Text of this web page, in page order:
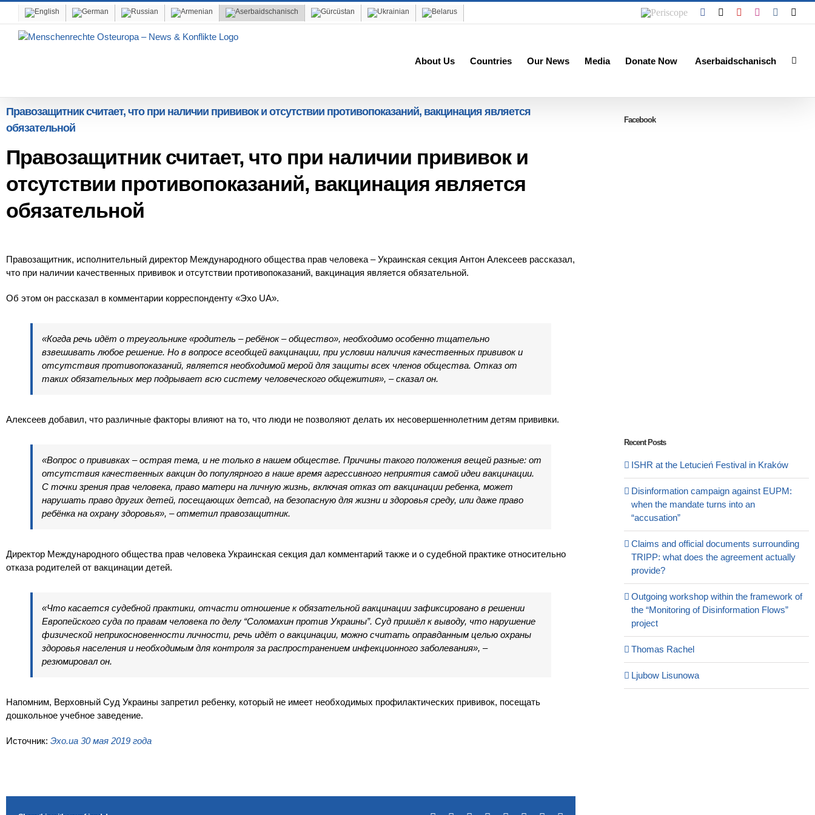
content
Periscope Facebook YouTubeInstagram
About Us Countries Our News Media Donate Now Aserbaidschanisch
Правозащитник считает, что при наличии прививок и отсутствии противопоказаний, вакцинация является
обязательной
Правозащитник считает, что при наличии прививок и
отсутствии противопоказаний, вакцинация является
обязательной
Правозащитник, исполнительный директор Международного общества прав человека – Украинская секция Антон Алексеев рассказал,
что при наличии качественных прививок и отсутствии противопоказаний, вакцинация является обязательной.
Об этом он рассказал в комментарии корреспонденту «Эхо UA».
«Когда речь идёт о треугольнике «родитель – ребёнок – общество», необходимо особенно тщательно
взвешивать любое решение. Но в вопросе всеобщей вакцинации, при условии наличия качественных прививок и
отсутствия противопоказаний, является необходимой мерой для защиты всех членов общества. Отказ от
таких обязательных мер подрывает всю систему человеческого общежития», – сказал он.
Алексеев добавил, что различные факторы влияют на то, что люди не позволяют делать их несовершеннолетним детям прививки.
«Вопрос о прививках – острая тема, и не только в нашем обществе. Причины такого положения вещей разные: от
отсутствия качественных вакцин до популярного в наше время агрессивного неприятия самой идеи вакцинации.
С точки зрения прав человека, право матери на личную жизнь, включая отказ от вакцинации ребенка, может
нарушать право других детей, посещающих детсад, на безопасную для жизни и здоровья среду, или даже право
ребёнка на охрану здоровья», – отметил правозащитник.
Директор Международного общества прав человека Украинская секция дал комментарий также и о судебной практике относительно
отказа родителей от вакцинации детей.
«Что касается судебной практики, отчасти отношение к обязательной вакцинации зафиксировано в решении
Европейского суда по правам человека по делу “Соломахин против Украины”. Суд пришёл к выводу, что нарушение
физической неприкосновенности личности, речь идёт о вакцинации, можно считать оправданным целью охраны
здоровья населения и необходимым для контроля за распространением инфекционного заболевания», –
резюмировал он.
Напомним, Верховный Суд Украины запретил ребенку, который не имеет необходимых профилактических прививок, посещать
дошкольное учебное заведение.
Источник: Эхо.ua 30 мая 2019 года
Facebook
Recent Posts
ISHR at the Letucień Festival in Kraków
Disinformation campaign against EUPM:
when the mandate turns into an
“accusation”
Claims and official documents surrounding
TRIPP: what does the agreement actually
provide?
Outgoing workshop within the framework of
the “Monitoring of Disinformation Flows”
project
Thomas Rachel
Ljubow Lisunowa